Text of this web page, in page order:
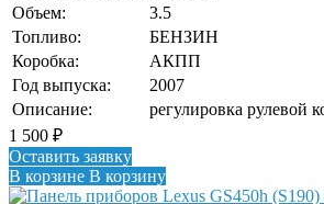
Объем:
3.5
Топливо:
БЕНЗИН
Коробка:
АКПП
Год выпуска:
2007
Описание:
регулировка рулевой
1 500 ₽
Оставить заявку
В корзине В корзину